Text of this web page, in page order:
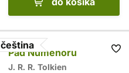
čeština
Pád Númenoru
J. R. R. Tolkien